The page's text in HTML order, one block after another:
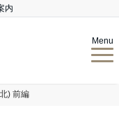
内
Menu
) 前編